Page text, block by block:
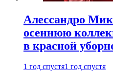
Алессандро
осеннюю
в красной
1 год спустя1 год спустя